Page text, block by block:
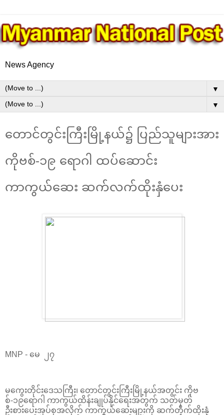
News Agency
▼
▼
တောင်တွင်းကြီးမြို့နယ်၌ ပြည်သူများအား
ကိုဗစ်-၁၉ ရောဂါ ထပ်ဆောင်း
ကာကွယ်ဆေး ဆက်လက်ထိုးနှံပေး
MNP - မေ ၂၇
မကွေးတိုင်းဒေသကြီး၊ တောင်တွင်းကြီးမြို့နယ်အတွင်း ကိုဗ
စ်-၁၉ရောဂါ ကာကွယ်ထိန်းချုပ်နိုင်ရေးအတွက် သတ်မှတ်
ဦးစားပေးအုပ်စုအလိုက် ကာကွယ်ဆေးများကို ဆက်တိုက်ထိုးနှံ